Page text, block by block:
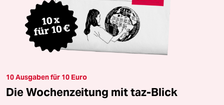
10 Ausgaben für 10 Euro
Die Wochenzeitung mit taz-Blick